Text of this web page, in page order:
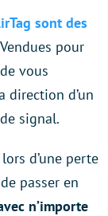
sont des
pour
vous
direction d’un
signal.
d’une perte
passer en
n’importe